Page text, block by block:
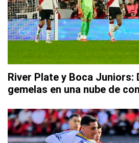
River Plate y Boca Juniors:
gemelas en una nube de